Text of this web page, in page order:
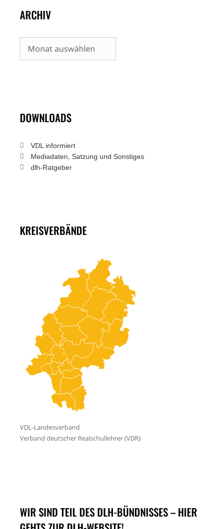
ARCHIV
Archiv
DOWNLOADS
VDL informiert
Mediadaten, Satzung und Sonstiges
dlh-Ratgeber
KREISVERBÄNDE
WIR SIND TEIL DES DLH-BÜNDNISSES – HIER